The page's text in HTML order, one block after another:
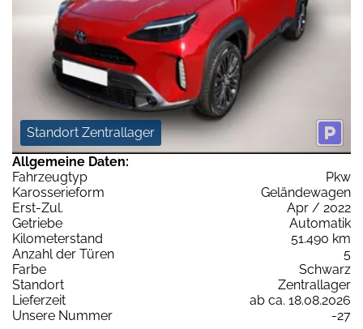
Standort Zentrallager
Allgemeine Daten:
Fahrzeugtyp
Pkw
Karosserieform
Geländewagen
Erst-Zul.
Apr / 2022
Getriebe
Automatik
Kilometerstand
51.490 km
Anzahl der Türen
5
Farbe
Schwarz
Standort
Zentrallager
Lieferzeit
ab ca. 18.08.2026
Unsere Nummer
-27